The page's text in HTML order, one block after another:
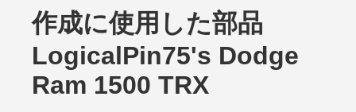
作成に使用した部品
LogicalPin75's Dodge
Ram 1500 TRX